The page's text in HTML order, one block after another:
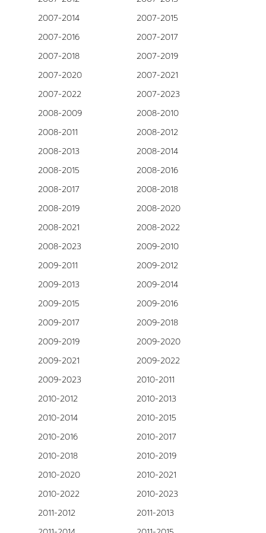
2007-2014
2007-2015
2007-2016
2007-2017
2007-2018
2007-2019
2007-2020
2007-2021
2007-2022
2007-2023
2008-2009
2008-2010
2008-2011
2008-2012
2008-2013
2008-2014
2008-2015
2008-2016
2008-2017
2008-2018
2008-2019
2008-2020
2008-2021
2008-2022
2008-2023
2009-2010
2009-2011
2009-2012
2009-2013
2009-2014
2009-2015
2009-2016
2009-2017
2009-2018
2009-2019
2009-2020
2009-2021
2009-2022
2009-2023
2010-2011
2010-2012
2010-2013
2010-2014
2010-2015
2010-2016
2010-2017
2010-2018
2010-2019
2010-2020
2010-2021
2010-2022
2010-2023
2011-2012
2011-2013